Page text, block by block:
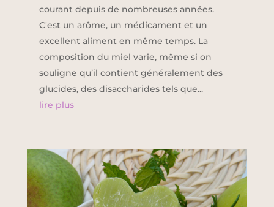
courant depuis de nombreuses années.
C'est un arôme, un médicament et un
excellent aliment en même temps. La
composition du miel varie, même si on
souligne qu’il contient généralement des
glucides, des disaccharides tels que...
lire plus